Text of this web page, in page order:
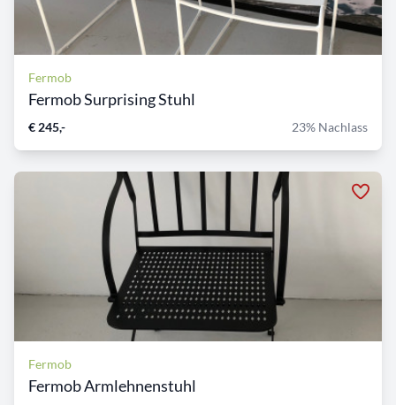
Fermob
Fermob Surprising Stuhl
€ 245,- 23% Nachlass
Fermob
Fermob Armlehnenstuhl